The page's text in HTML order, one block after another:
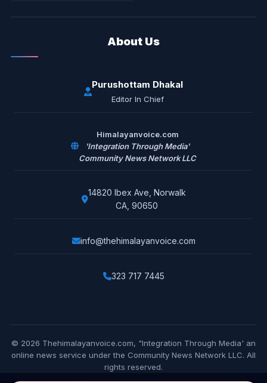
About Us
Purushottam Dhakal
Editor In Chief
Himalayanvoice.com
'Integration Through Media'
Community News Network LLC
14820 Ibex Ave, Norwalk
CA, 90650
info@thehimalayanvoice.com
323 717 7445
© 2026 Thehimalayanvoice.com, "Integration Through Media' an
online news service under the Community News Network LLC. All
rights reserved.